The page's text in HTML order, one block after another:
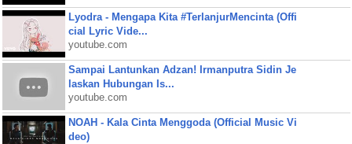
Lyodra - Mengapa Kita #TerlanjurMencinta (Offi
cial Lyric Vide...
youtube.com
Sampai Lantunkan Adzan! Irmanputra Sidin Je
laskan Hubungan Is...
youtube.com
NOAH - Kala Cinta Menggoda (Official Music Vi
deo)